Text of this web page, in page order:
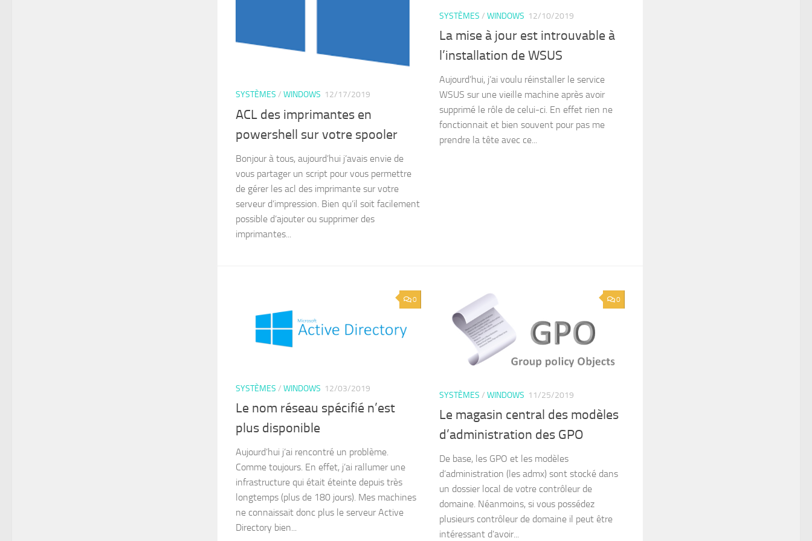
SYSTÈMES / WINDOWS 12/17/2019
ACL des imprimantes en
powershell sur votre spooler
Bonjour à tous, aujourd’hui j’avais envie de
vous partager un script pour vous permettre
de gérer les acl des imprimante sur votre
serveur d’impression. Bien qu’il soit facilement
possible d’ajouter ou supprimer des
imprimantes...
SYSTÈMES / WINDOWS 12/10/2019
La mise à jour est introuvable à
l’installation de WSUS
Aujourd’hui, j’ai voulu réinstaller le service
WSUS sur une vieille machine après avoir
supprimé le rôle de celui-ci. En effet rien ne
fonctionnait et bien souvent pour pas me
prendre la tête avec ce...
0
SYSTÈMES / WINDOWS 12/03/2019
Le nom réseau spécifié n’est
plus disponible
Aujourd’hui j’ai rencontré un problème.
Comme toujours. En effet, j’ai rallumer une
infrastructure qui était éteinte depuis très
longtemps (plus de 180 jours). Mes machines
ne connaissait donc plus le serveur Active
Directory bien...
0
SYSTÈMES / WINDOWS 11/25/2019
Le magasin central des modèles
d’administration des GPO
De base, les GPO et les modèles
d’administration (les admx) sont stocké dans
un dossier local de votre contrôleur de
domaine. Néanmoins, si vous possédez
plusieurs contrôleur de domaine il peut être
intéressant d’avoir...